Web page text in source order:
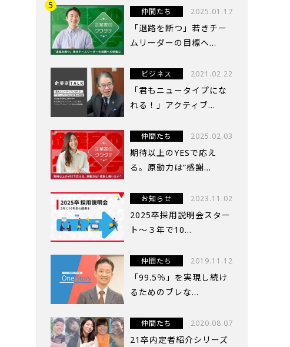
仲間たち 2025.01.17
「退路を断つ」若きチー
ムリーダーの目標へ...
ビジネス 2021.02.22
「君もニュータイプにな
れる！」アクティブ...
仲間たち 2025.02.03
期待以上のYESで応え
る。原動力は”感謝...
お知らせ 2023.11.02
2025卒採用説明会スター
ト～３年で10...
仲間たち 2019.11.12
「99.5％」を実現し続け
るためのブレな...
仲間たち 2020.08.07
21卒内定者紹介シリーズ